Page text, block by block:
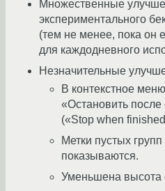
Множественные
экспериментального
(тем не менее, пока он
для каждодневного
Незначительные
В контекстное
«Остановить после
(«Stop when
Метки пустых
показываются.
Уменьшена высота